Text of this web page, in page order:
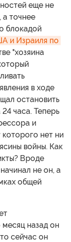
еще не
а точнее
блокадой
и Израиля по
"хозяина
в ходе
остановить
часа. Теперь
и
нет ни
войны. Как
Вроде
не он, а
общей
назад он
сейчас он